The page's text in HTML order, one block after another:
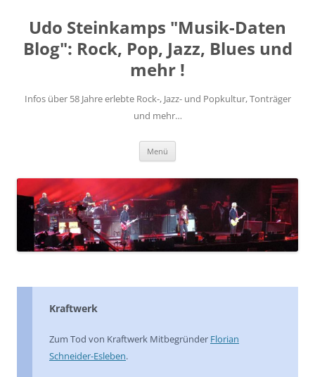
springen
Udo Steinkamps "Musik-Daten
Blog": Rock, Pop, Jazz, Blues und
mehr !
Infos über 58 Jahre erlebte Rock-, Jazz- und Popkultur, Tonträger
und mehr…
Menü
Kraftwerk
Zum Tod von Kraftwerk Mitbegründer Florian
Schneider-Esleben.